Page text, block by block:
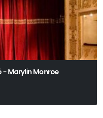
- Marylin Monroe